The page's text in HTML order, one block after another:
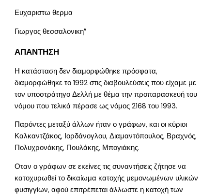
Ευχαριστω θερμα
Γιωργος θεσσαλονικη”
ΑΠΑΝΤΗΣΗ
Η κατάσταση δεν διαμορφώθηκε πρόσφατα,
διαμορφώθηκε το 1992 στις διαβουλεύσεις που είχαμε με
τον υποστράτηγο Δελλή με θέμα την προπαρασκευή του
νόμου που τελικά πέρασε ως νόμος 2168 του 1993.
Παρόντες μεταξύ άλλων ήταν ο γράφων, και οι κύριοι
Καλκαντζάκος, Ιορδάνογλου, Διαμαντόπουλος, Βραχνός,
Πολυχρονάκης, Πουλάκης, Μπογιάκης.
Οταν ο γράφων σε εκείνες τις συναντήσεις ζήτησε να
κατοχυρωθεί το δικαίωμα κατοχής μεμονωμένων υλικών
φυσιγγίων, αφού επιτρέπεται άλλωστε η κατοχή των